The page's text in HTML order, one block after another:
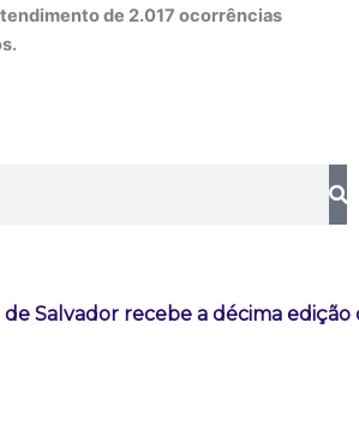
de 2.017 ocorrências
Salvador recebe a décima edição